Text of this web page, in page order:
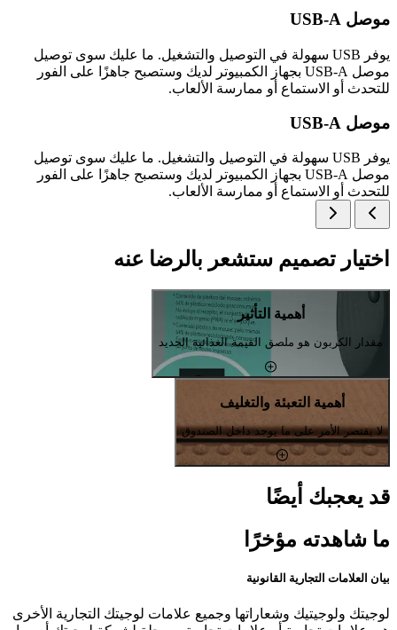
موصل USB-A
يوفر USB سهولة في التوصيل والتشغيل. ما عليك سوى توصيل
موصل USB-A بجهاز الكمبيوتر لديك وستصبح جاهزًا على الفور
للتحدث أو الاستماع أو ممارسة الألعاب.
موصل USB-A
يوفر USB سهولة في التوصيل والتشغيل. ما عليك سوى توصيل
موصل USB-A بجهاز الكمبيوتر لديك وستصبح جاهزًا على الفور
للتحدث أو الاستماع أو ممارسة الألعاب.
اختيار تصميم ستشعر بالرضا عنه
أهمية التأثير
مقدار الكربون هو ملصق القيمة الغذائية الجديد
أهمية التعبئة والتغليف
لا يقتصر الأمر على ما يوجد داخل الصندوق
قد يعجبك أيضًا
ما شاهدته مؤخرًا
بيان العلامات التجارية القانونية
لوجيتك ولوجيتيك وشعاراتها وجميع علامات لوجيتك التجارية الأخرى